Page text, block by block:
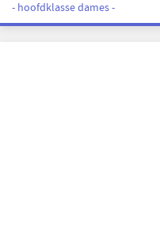
- hoofdklasse dames -